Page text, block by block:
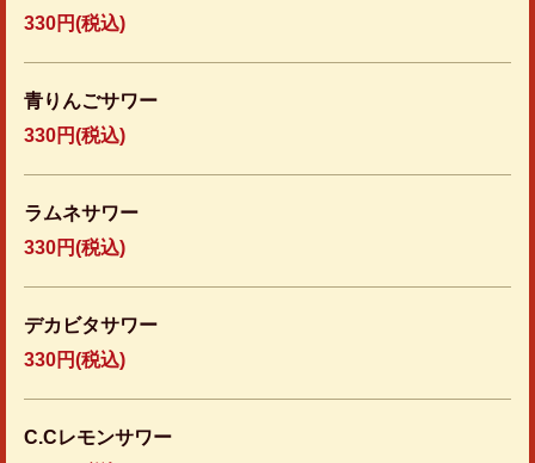
330円(税込)
青りんごサワー
330円(税込)
ラムネサワー
330円(税込)
デカビタサワー
330円(税込)
C.Cレモンサワー